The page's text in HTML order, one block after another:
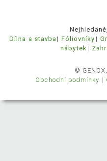
Dílna a stavba
Fóliovníky
nábytek
©
Obchodní podmínky